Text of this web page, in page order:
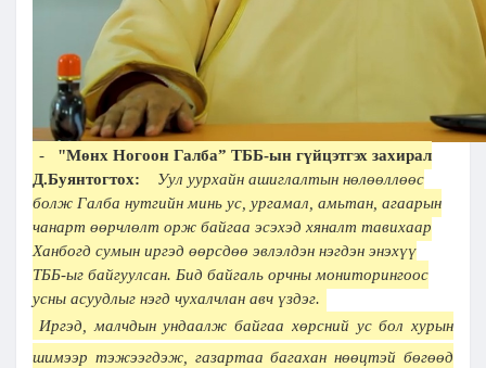
-
"Мөнх Ногоон Галба” ТББ-ын гүйцэтгэх захирал
Д.Буянтогтох:
Уул уурхайн ашиглалтын нөлөөллөөс
болж Галба нутгийн минь ус, ургамал, амьтан, агаарын
чанарт өөрчлөлт орж байгаа эсэхэд хяналт тавихаар
Ханбогд сумын иргэд өөрсдөө эвлэлдэн нэгдэн энэхүү
ТББ-ыг байгуулсан. Бид байгаль орчны мониторингоос
усны асуудлыг нэгд чухалчлан авч үздэг.
Иргэд, малчдын ундаалж байгаа хөрсний ус бол хурын
шимээр тэжээгдэж, газартаа багахан нөөцтэй бөгөөд